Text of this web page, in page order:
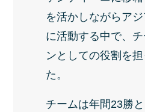
を活かしながらア
に活動する中で、
ンとしての役割を
た。
チームは年間23勝